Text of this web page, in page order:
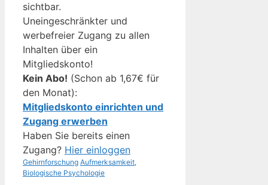
sichtbar.
Uneingeschränkter und
werbefreier Zugang zu allen
Inhalten über ein
Mitgliedskonto!
Kein Abo! (Schon ab 1,67€ für
den Monat):
Mitgliedskonto einrichten und
Zugang erwerben
Haben Sie bereits einen
Zugang? Hier einloggen
Kategorien
Gehirnforschung Schlagwörter
Aufmerksamkeit,
Biologische Psychologie